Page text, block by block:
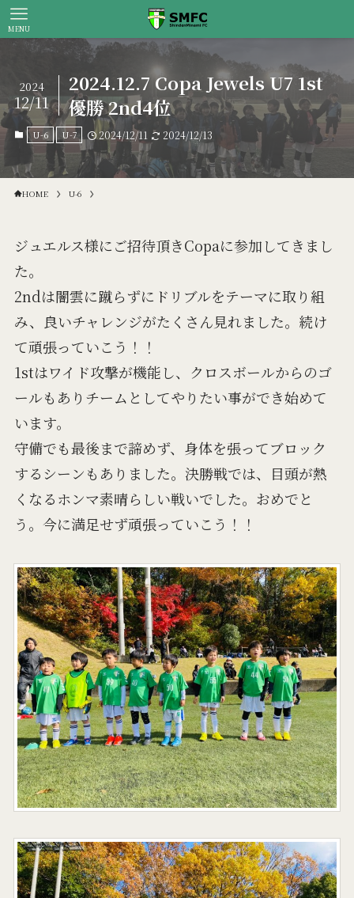
MENU
2024.12.7 Copa Jewels U7 1st
優勝 2nd4位
2024
12/11
U-6 U-7 2024/12/11 2024/12/13
HOME U-6
ジュエルス様にご招待頂きCopaに参加してきまし
た。
2ndは闇雲に蹴らずにドリブルをテーマに取り組
み、良いチャレンジがたくさん見れました。続け
て頑張っていこう！！
1stはワイド攻撃が機能し、クロスボールからのゴ
ールもありチームとしてやりたい事ができ始めて
います。
守備でも最後まで諦めず、身体を張ってブロック
するシーンもありました。決勝戦では、目頭が熱
くなるホンマ素晴らしい戦いでした。おめでと
う。今に満足せず頑張っていこう！！